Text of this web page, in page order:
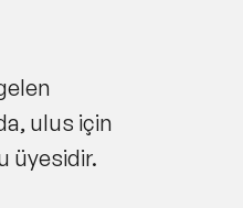
ulus için
üyesidir.